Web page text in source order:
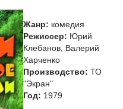
Жанр: комедия
Режиссер: Юрий
Клебанов, Валерий
Харченко
Производство: ТО
"Экран"
Год: 1979